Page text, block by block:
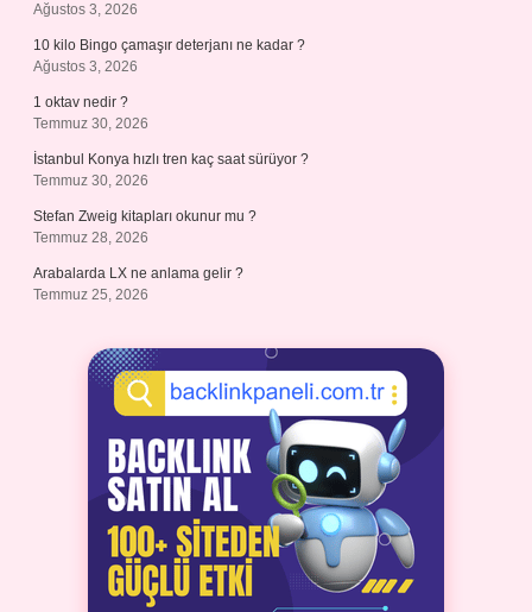
Ağustos 3, 2026
10 kilo Bingo çamaşır deterjanı ne kadar ?
Ağustos 3, 2026
1 oktav nedir ?
Temmuz 30, 2026
İstanbul Konya hızlı tren kaç saat sürüyor ?
Temmuz 30, 2026
Stefan Zweig kitapları okunur mu ?
Temmuz 28, 2026
Arabalarda LX ne anlama gelir ?
Temmuz 25, 2026